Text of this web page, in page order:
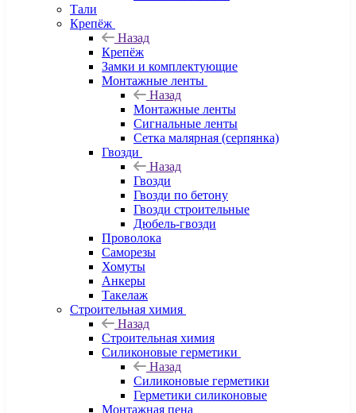
Тали
Крепёж
Назад
Крепёж
Замки и комплектующие
Монтажные ленты
Назад
Монтажные ленты
Сигнальные ленты
Сетка малярная (серпянка)
Гвозди
Назад
Гвозди
Гвозди по бетону
Гвозди строительные
Дюбель-гвозди
Проволока
Саморезы
Хомуты
Анкеры
Такелаж
Строительная химия
Назад
Строительная химия
Силиконовые герметики
Назад
Силиконовые герметики
Герметики силиконовые
Монтажная пена